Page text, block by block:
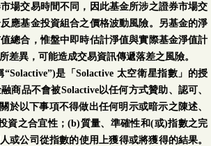
場交易時間不同，因此基金所涉之證券市場交
應基金投資組合之價格波動風險。另基金的淨
總合，惟盤中即時估計淨值與實際基金淨值計
差異，可能造成交易資訊傳遞落差之風險。
是「Solactive 太空衛星指數」的授
商品不會被Solactive以任何方式贊助、認可、
於以下事項不得做出任何明示或暗示之陳述、
資之合宜性；(b)質量、準確性和(或)指數之完
或公司從指數的使用上獲得或將獲得的結果。